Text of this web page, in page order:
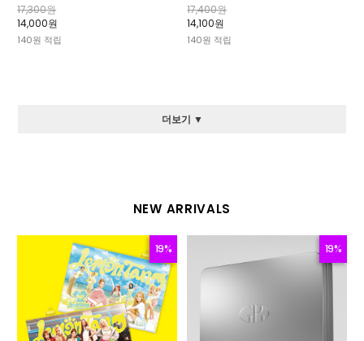
17,300원
14,000원
140원 적립
17,400원
14,100원
140원 적립
더보기 ▼
NEW ARRIVALS
19% 19%